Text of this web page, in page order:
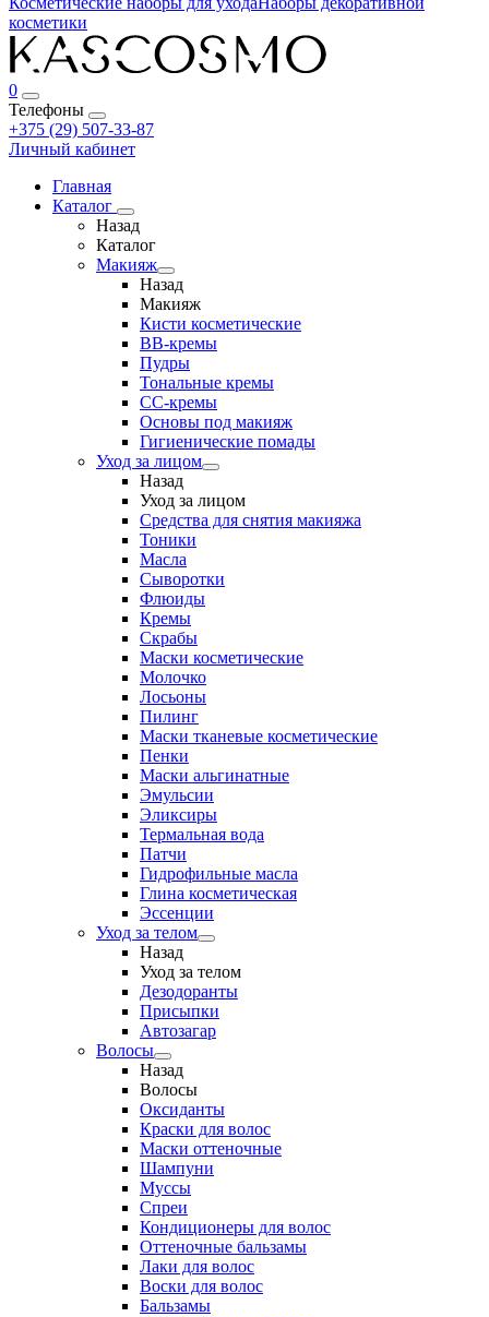
косметики
0
Телефоны
+375 (29) 507-33-87
Личный кабинет
Главная
Каталог
Назад
Каталог
Макияж
Назад
Макияж
Кисти косметические
BB-кремы
Пудры
Тональные кремы
CC-кремы
Основы под макияж
Гигиенические помады
Уход за лицом
Назад
Уход за лицом
Средства для снятия макияжа
Тоники
Масла
Сыворотки
Флюиды
Кремы
Скрабы
Маски косметические
Молочко
Лосьоны
Пилинг
Маски тканевые косметические
Пенки
Маски альгинатные
Эмульсии
Эликсиры
Термальная вода
Патчи
Гидрофильные масла
Глина косметическая
Эссенции
Уход за телом
Назад
Уход за телом
Дезодоранты
Присыпки
Автозагар
Волосы
Назад
Волосы
Оксиданты
Краски для волос
Маски оттеночные
Шампуни
Муссы
Спреи
Кондиционеры для волос
Оттеночные бальзамы
Лаки для волос
Воски для волос
Бальзамы